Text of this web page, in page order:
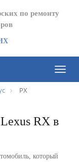
по ремонту
Toggle
РХ
RX в
который